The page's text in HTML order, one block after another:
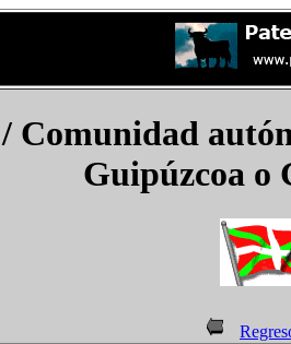
/ Comunidad
Guipúzcoa o